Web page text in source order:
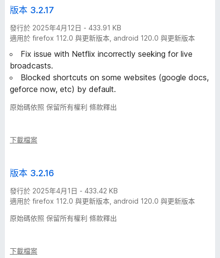
版本 3.2.17
發行於 2025年4月12日 - 433.91 KB
適用於 firefox 112.0 與更新版本, android 120.0 與更新版本
Fix issue with Netflix incorrectly seeking for live
broadcasts.
Blocked shortcuts on some websites (google docs,
geforce now, etc) by default.
原始碼依照 保留所有權利 條款釋出
下載檔案
版本 3.2.16
發行於 2025年4月1日 - 433.42 KB
適用於 firefox 112.0 與更新版本, android 120.0 與更新版本
原始碼依照 保留所有權利 條款釋出
下載檔案